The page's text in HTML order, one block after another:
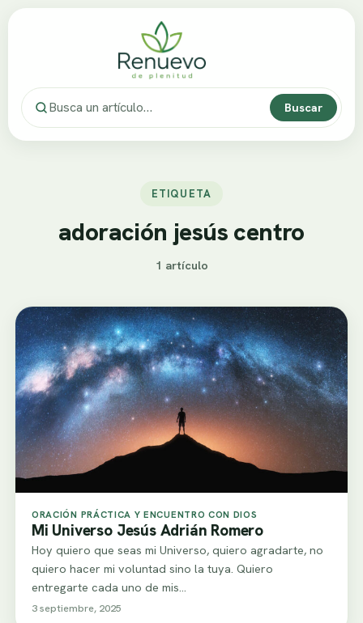
Buscar
ETIQUETA
adoración jesús centro
1 artículo
ORACIÓN PRÁCTICA Y ENCUENTRO CON DIOS
Mi Universo Jesús Adrián Romero
Hoy quiero que seas mi Universo, quiero agradarte, no
quiero hacer mi voluntad sino la tuya. Quiero
entregarte cada uno de mis…
3 septiembre, 2025